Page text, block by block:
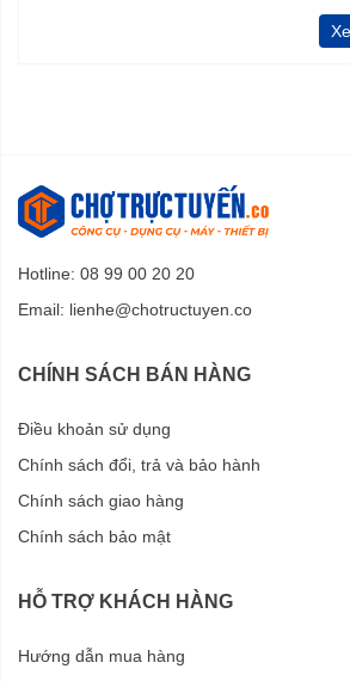
vườn,
Hotline: 08 99 00 20 20
Email: lienhe@chotructuyen.co
CHÍNH SÁCH BÁN HÀNG
Điều khoản sử dụng
Chính sách đổi, trả và bảo hành
Chính sách giao hàng
Chính sách bảo mật
HỖ TRỢ KHÁCH HÀNG
Hướng dẫn mua hàng